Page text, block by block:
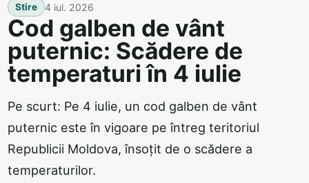
Stire 4 iul. 2026
Cod galben de vânt
puternic: Scădere de
temperaturi în 4 iulie
Pe scurt: Pe 4 iulie, un cod galben de vânt
puternic este în vigoare pe întreg teritoriul
Republicii Moldova, însoțit de o scădere a
temperaturilor.